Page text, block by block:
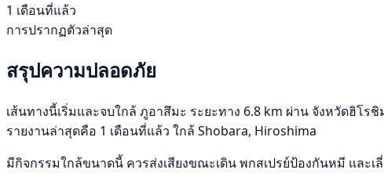
1 เดือนที่แล้ว
การปรากฏตัวล่าสุด
สรุปความปลอดภัย
เส้นทางนี้เริ่มและจบใกล้ ภูอาสึมะ ระยะทาง 6.8 km ผ่าน จังหวัดฮิโ
รายงานล่าสุดคือ 1 เดือนที่แล้ว ใกล้ Shobara, Hiroshima
มีกิจกรรมใกล้ขนาดนี้ ควรส่งเสียงขณะเดิน พกสเปรย์ป้องกันหมี และเ